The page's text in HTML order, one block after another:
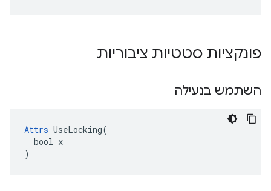
פונקציות סטטיות ציבוריות
השתמש בנעילה
Attrs UseLocking(
  bool x
)